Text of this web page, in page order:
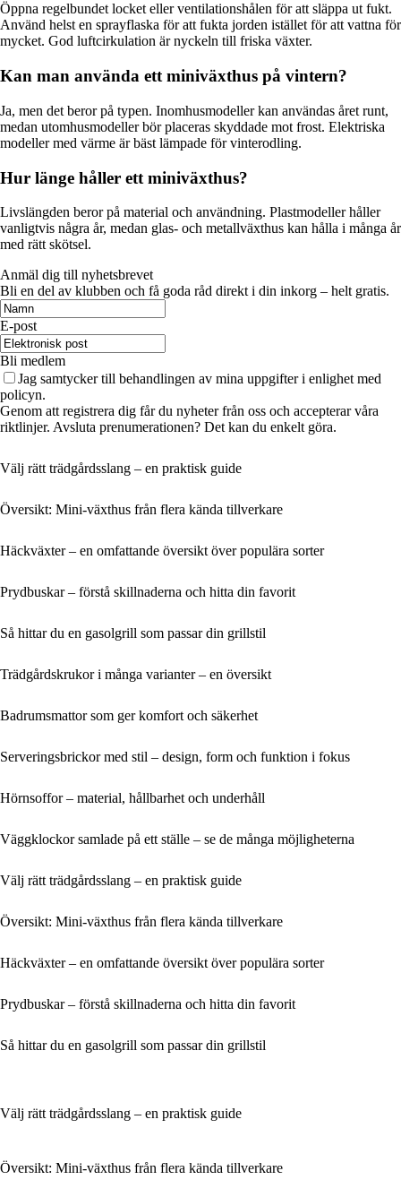
Öppna regelbundet locket eller ventilationshålen för att släppa ut fukt.
Använd helst en sprayflaska för att fukta jorden istället för att vattna för
mycket. God luftcirkulation är nyckeln till friska växter.
Kan man använda ett miniväxthus på vintern?
Ja, men det beror på typen. Inomhusmodeller kan användas året runt,
medan utomhusmodeller bör placeras skyddade mot frost. Elektriska
modeller med värme är bäst lämpade för vinterodling.
Hur länge håller ett miniväxthus?
Livslängden beror på material och användning. Plastmodeller håller
vanligtvis några år, medan glas- och metallväxthus kan hålla i många år
med rätt skötsel.
Anmäl dig till nyhetsbrevet
Bli en del av klubben och få goda råd direkt i din inkorg – helt gratis.
E-post
Bli medlem
Jag samtycker till behandlingen av mina uppgifter i enlighet med
policyn.
Genom att registrera dig får du nyheter från oss och accepterar våra
riktlinjer. Avsluta prenumerationen? Det kan du enkelt göra.
Välj rätt trädgårdsslang – en praktisk guide
Översikt: Mini-växthus från flera kända tillverkare
Häckväxter – en omfattande översikt över populära sorter
Prydbuskar – förstå skillnaderna och hitta din favorit
Så hittar du en gasolgrill som passar din grillstil
Trädgårdskrukor i många varianter – en översikt
Badrumsmattor som ger komfort och säkerhet
Serveringsbrickor med stil – design, form och funktion i fokus
Hörnsoffor – material, hållbarhet och underhåll
Väggklockor samlade på ett ställe – se de många möjligheterna
Välj rätt trädgårdsslang – en praktisk guide
Översikt: Mini-växthus från flera kända tillverkare
Häckväxter – en omfattande översikt över populära sorter
Prydbuskar – förstå skillnaderna och hitta din favorit
Så hittar du en gasolgrill som passar din grillstil
Välj rätt trädgårdsslang – en praktisk guide
Översikt: Mini-växthus från flera kända tillverkare